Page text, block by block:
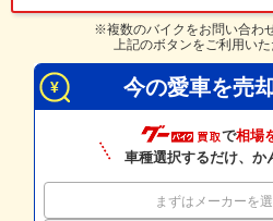
※複数のバイクをお問い合わ
上記のボタンをご利用いた
今の愛車を売
で相場
車種選択するだけ、か
まずはメーカーを